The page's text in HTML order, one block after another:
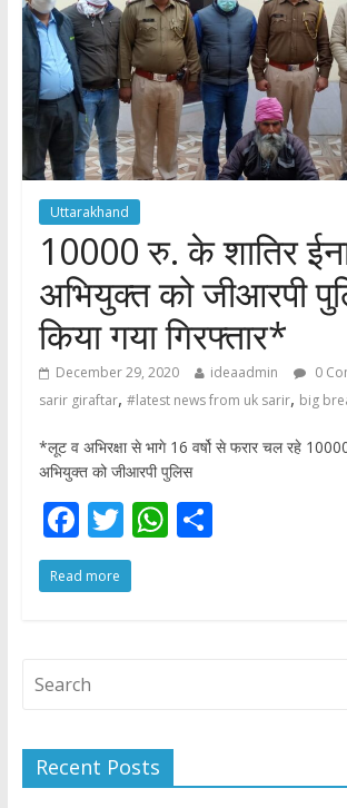
Uttarakhand
10000 रु. के शातिर
अभियुक्त को जीआरपी
किया गया गिरफ्तार*
December 29, 2020 ideaadmin 0
sarir giraftar, #latest news from uk sarir, big
*लूट व अभिरक्षा से भागे 16 वर्षो से फरार चल रहे
अभियुक्त को जीआरपी पुलिस
F
ac
e
o
T
w
itt
W S
Read more
Recent Posts